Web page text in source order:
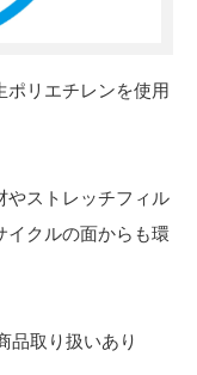
ポリエチレンを使用
やストレッチフィル
イクルの面からも環
品取り扱いあり